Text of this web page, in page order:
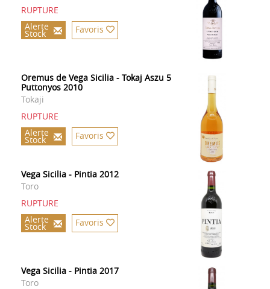
RUPTURE
Alerte
Stock Favoris
Oremus de Vega Sicilia - Tokaj Aszu 5
Puttonyos 2010
Tokaji
RUPTURE
Alerte
Stock Favoris
Vega Sicilia - Pintia 2012
Toro
RUPTURE
Alerte
Stock Favoris
Vega Sicilia - Pintia 2017
Toro